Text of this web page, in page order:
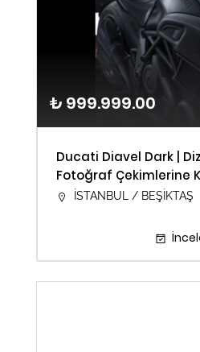
₺ 999.999.00
Ducati Diavel Dark |
Fotoğraf Çekimlerine
İSTANBUL / BEŞİKTAŞ